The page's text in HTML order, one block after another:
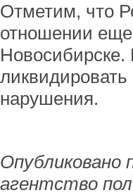
Отметим, что
отношении еще
Новосибирске.
нарушения.
Опубликовано
агентство